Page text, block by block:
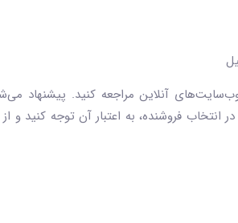
معتبر یا وب‌سایت‌های آنلاین مراجعه کنید.
در انتخاب فروشنده، به اعتبار آن توجه کنید